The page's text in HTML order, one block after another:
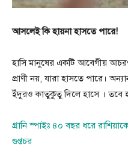
আসলেই কি হায়না হাসতে পারে!
হাসি মানুষের একটি আবেগীয়
প্রাণী নয়, যারা হাসতে পারে।
ইঁদুরও কাতুকুতু দিলে হাসে । তবে
গ্রানি স্পাইঃ ৪০ বছর ধরে
গুপ্তচর